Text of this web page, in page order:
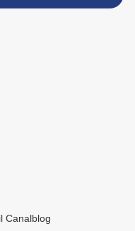
ENVAHISSEURS >
Canalblog